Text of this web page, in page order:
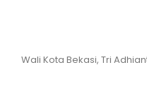
Wali Kota Bekasi, Tri